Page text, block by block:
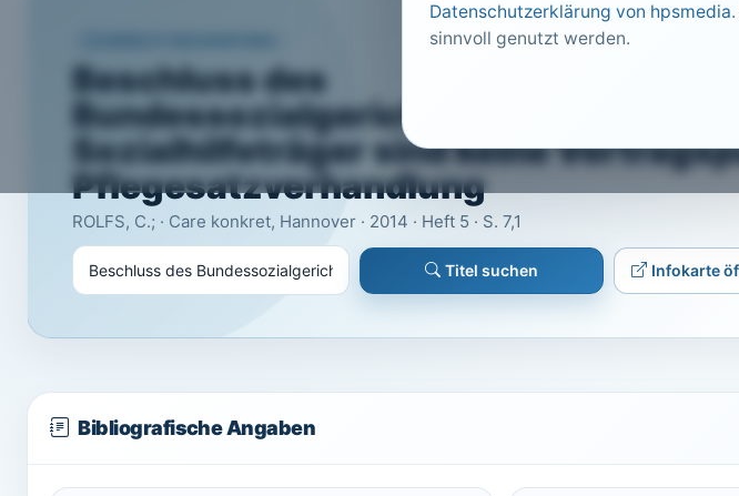
Datenschutzerklärung von hpsmedia
sinnvoll genutzt werden.
Beschluss des
BundessozialgerichtsÜberörtliche
Sozialhilfeträger sind keine
Pflegesatzverhandlung
ROLFS, C.; · Care konkret, Hannover · 2014 · Heft 5 · S. 7,1
Titel suchen Infokarte
Bibliografische Angaben